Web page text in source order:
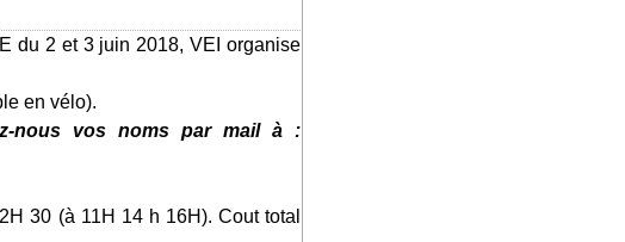
en vélo).
nous vos noms par mail à :
30 (à 11H 14 h 16H). Cout total